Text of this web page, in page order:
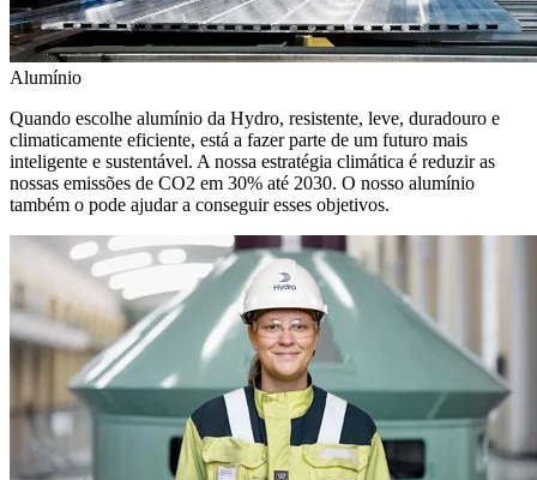
Alumínio
Quando escolhe alumínio da Hydro, resistente, leve, duradouro e
climaticamente eficiente, está a fazer parte de um futuro mais
inteligente e sustentável. A nossa estratégia climática é reduzir as
nossas emissões de CO2 em 30% até 2030. O nosso alumínio
também o pode ajudar a conseguir esses objetivos.